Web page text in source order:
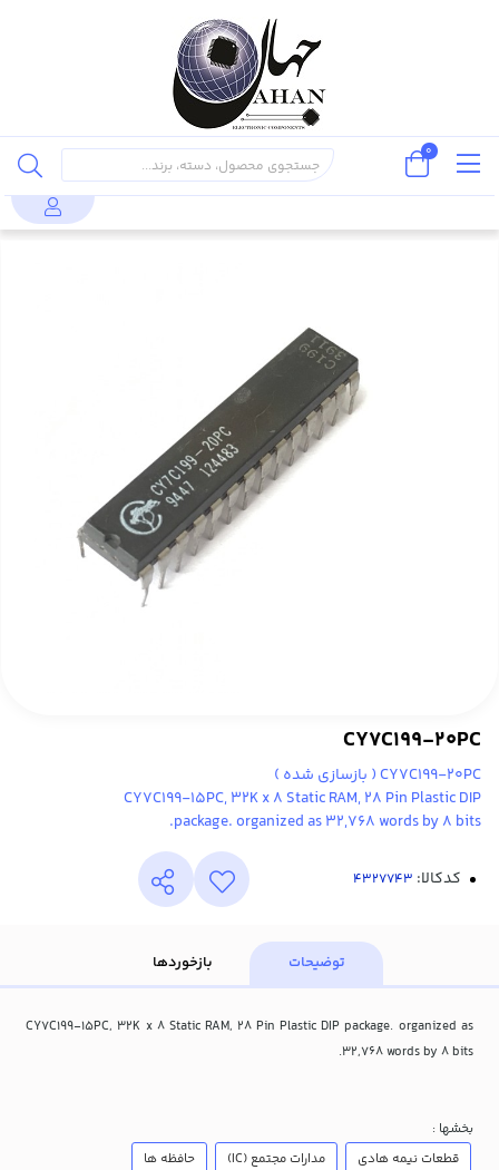
محصولات
قطعات نیمه
مدارات مجتمع
حافظه
CY7C199-
20PC
CY7C199-20PC
CY7C199-20PC ( بازسازی شده )
CY7C199-15PC, 32K x 8 Static RAM, 28 Pin Plastic DIP
package. organized as 32,768 words by 8 bits.
کدکالا:
توضیحات بازخوردها
CY7C199-15PC, 32K x 8 Static RAM, 28 Pin Plastic DIP package. organized as
32,768 words by 8 bits.
بخشها :
قطعات نیمه هادی
مدارات مجتمع (IC) حافظه ها
0